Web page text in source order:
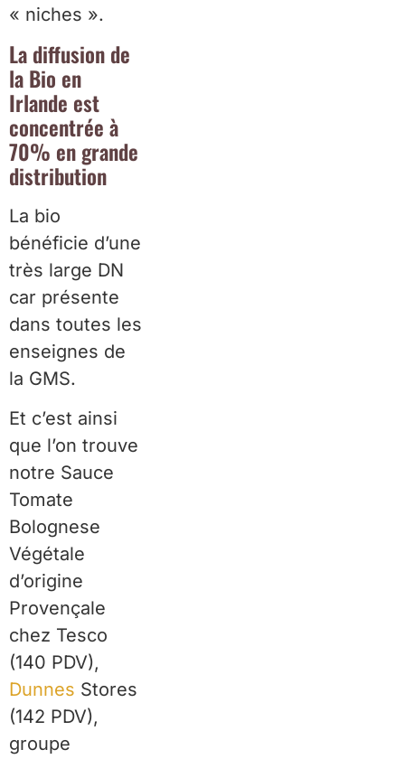
« niches ».
La diffusion de
la Bio en
Irlande est
concentrée à
70% en grande
distribution
La bio
bénéficie d’une
très large DN
car présente
dans toutes les
enseignes de
la GMS.
Et c’est ainsi
que l’on trouve
notre Sauce
Tomate
Bolognese
Végétale
d’origine
Provençale
chez Tesco
(140 PDV),
Dunnes Stores
(142 PDV),
groupe